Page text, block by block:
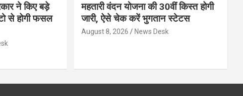
ने किए बड़े
से होगी फसल
महतारी वंदन योजना की 30वीं किस्त होगी
जारी, ऐसे चेक करें भुगतान स्टेटस
August 8, 2026 News Desk